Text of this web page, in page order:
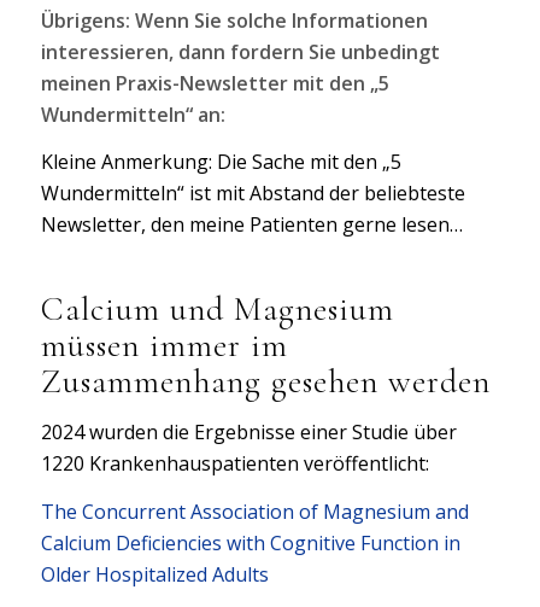
Übrigens: Wenn Sie solche Informationen
interessieren, dann fordern Sie unbedingt
meinen Praxis-Newsletter mit den „5
Wundermitteln“ an:
Kleine Anmerkung: Die Sache mit den „5
Wundermitteln“ ist mit Abstand der beliebteste
Newsletter, den meine Patienten gerne lesen…
Calcium und Magnesium
müssen immer im
Zusammenhang gesehen werden
2024 wurden die Ergebnisse einer Studie über
1220 Krankenhauspatienten veröffentlicht:
The Concurrent Association of Magnesium and
Calcium Deficiencies with Cognitive Function in
Older Hospitalized Adults